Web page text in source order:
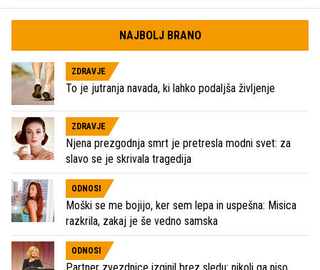
NAJBOLJ BRANO
ZDRAVJE
To je jutranja navada, ki lahko podaljša življenje
ZDRAVJE
Njena prezgodnja smrt je pretresla modni svet: za
slavo se je skrivala tragedija
ODNOSI
Moški se me bojijo, ker sem lepa in uspešna: Misica
razkrila, zakaj je še vedno samska
ODNOSI